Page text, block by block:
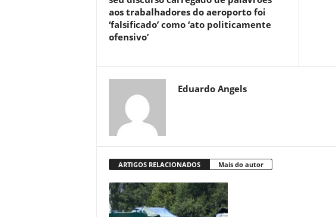
aos trabalhadores do aeroporto foi
‘falsificado’ como ‘ato politicamente
ofensivo’
Eduardo Angels
ARTIGOS RELACIONADOS Mais do autor